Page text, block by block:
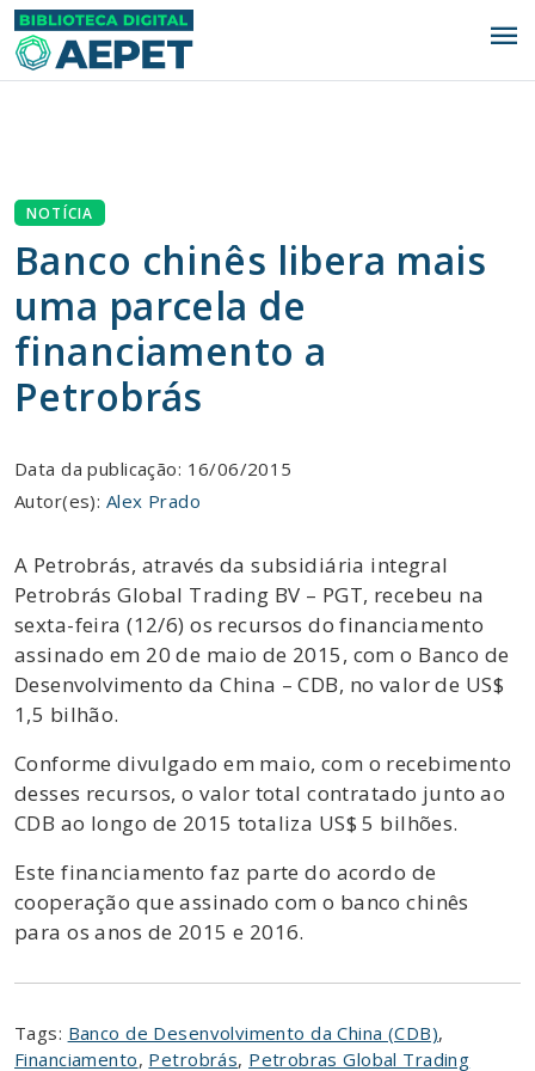
menu
NOTÍCIA
Banco chinês libera mais
uma parcela de
financiamento a
Petrobrás
Data da publicação: 16/06/2015
Autor(es): Alex Prado
A Petrobrás, através da subsidiária integral
Petrobrás Global Trading BV – PGT, recebeu na
sexta-feira (12/6) os recursos do financiamento
assinado em 20 de maio de 2015, com o Banco de
Desenvolvimento da China – CDB, no valor de US$
1,5 bilhão.
Conforme divulgado em maio, com o recebimento
desses recursos, o valor total contratado junto ao
CDB ao longo de 2015 totaliza US$ 5 bilhões.
Este financiamento faz parte do acordo de
cooperação que assinado com o banco chinês
para os anos de 2015 e 2016.
Tags: Banco de Desenvolvimento da China (CDB),
Financiamento, Petrobrás, Petrobras Global Trading